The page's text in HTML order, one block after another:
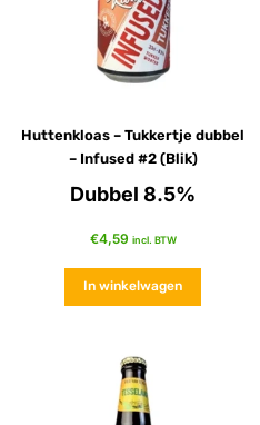
Huttenkloas – Tukkertje dubbel
– Infused #2 (Blik)
Dubbel 8.5%
€4,59 incl. BTW
In winkelwagen